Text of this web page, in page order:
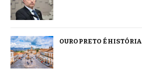
OURO PRETO É HISTÓRIA